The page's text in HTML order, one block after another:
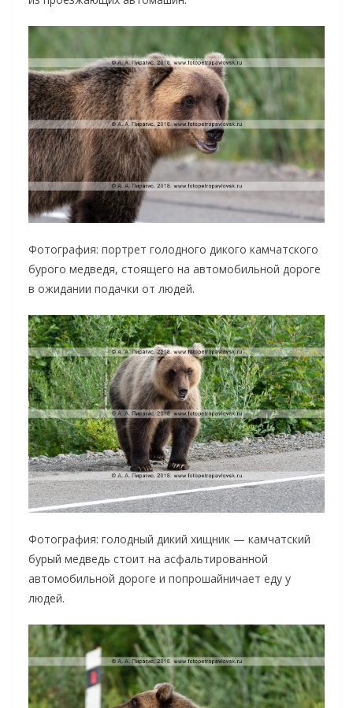
Фотография: портрет голодного дикого камчатского
бурого медведя, стоящего на автомобильной дороге
в ожидании подачки от людей.
Фотография: голодный дикий хищник — камчатский
бурый медведь стоит на асфальтированной
автомобильной дороге и попрошайничает еду у
людей.